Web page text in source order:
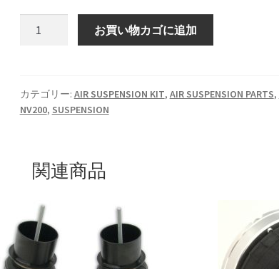
エ
ア
KIT
お買い物カゴに追加
カテゴリー: AIR SUSPENSION KIT, AIR SUSPENSION PARTS,
NV200, SUSPENSION
関連商品